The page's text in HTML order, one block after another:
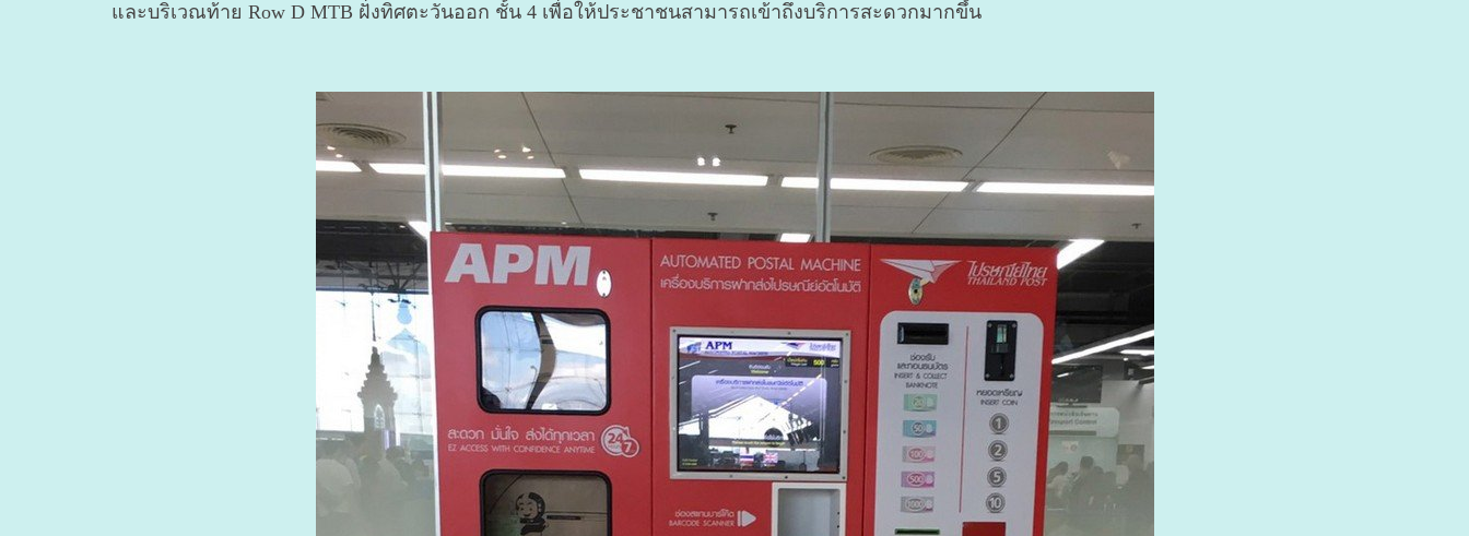
และบริเวณท้าย Row D MTB ฝั่งทิศตะวันออก ชั้น 4 เพื่อให้ประชาชนสามารถเข้าถึงบริการสะดวกมากขึ้น